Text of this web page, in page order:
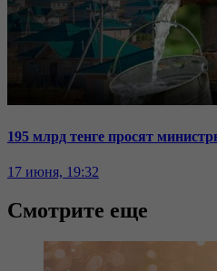
195 млрд тенге просят
17 июня, 19:32
Смотрите еще